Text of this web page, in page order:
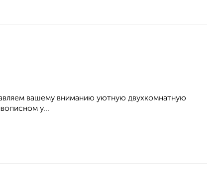
вашему вниманию уютную двухкомнатную
у...